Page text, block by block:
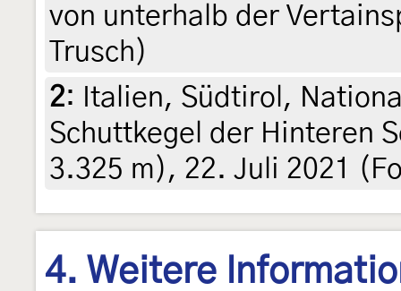
von unterhalb der
Trusch)
2:
Italien, Südtirol,
Schuttkegel der Hinteren
3.325 m), 22. Juli 2021
4. Weitere